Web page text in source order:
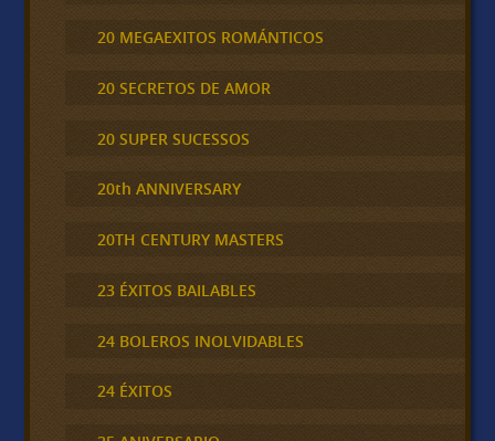
20 MEGAEXITOS ROMÁNTICOS
20 SECRETOS DE AMOR
20 SUPER SUCESSOS
20th ANNIVERSARY
20TH CENTURY MASTERS
23 ÉXITOS BAILABLES
24 BOLEROS INOLVIDABLES
24 ÉXITOS